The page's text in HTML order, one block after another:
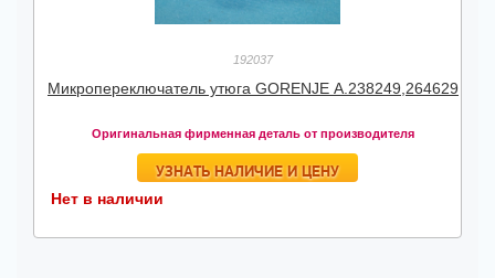
192037
Микропереключатель утюга GORENJE А.238249,264629
Оригинальная фирменная деталь от производителя
УЗНАТЬ НАЛИЧИЕ И ЦЕНУ
Нет в наличии